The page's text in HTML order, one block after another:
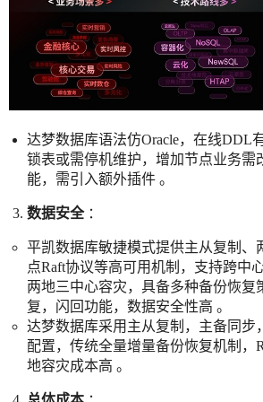
达梦数据库语法仿Oracle，在线DDL
锁表或需停机维护，增加节点业务需
能，需引入额外插件 。
数据安全：
平凯数据库敏捷模式提供主从复制、
点Raft协议等高可用机制，支持跨中
两地三中心容灾，具备多种备份恢复
复，闪回功能，数据安全性高 。
达梦数据库采用主从复制，主备同步
配置，传统全量增量备份恢复机制，
地容灾成本高 。